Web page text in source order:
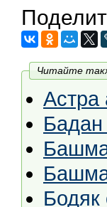
Читайте
Астра
Бадан